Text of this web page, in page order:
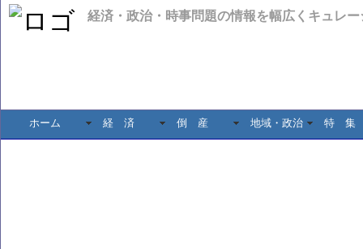
経済・政治・時事問題の情報を幅広くキュレ
ホーム 経 済 倒 産 地域・政治 特 集